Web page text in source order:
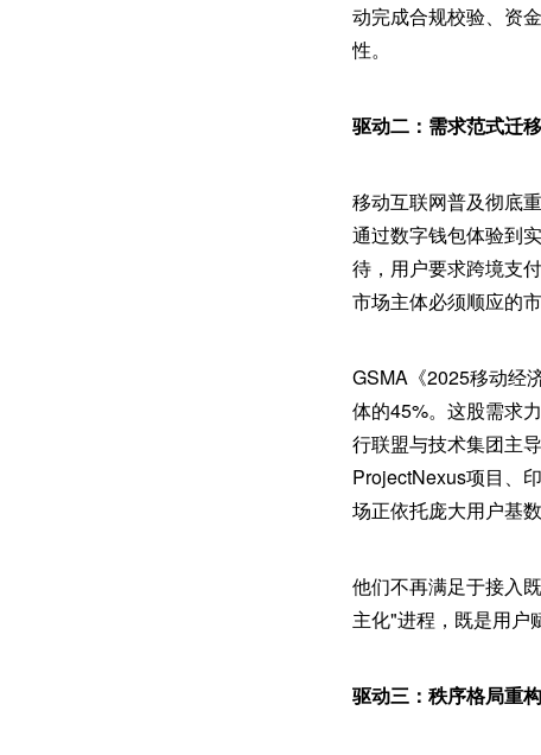
动完成合规校验、资
性。
驱动二：需求范式迁
移动互联网普及彻底
通过数字钱包体验到
待，用户要求跨境支
市场主体必须顺应的市
GSMA《2025移动经
体的45%。这股需求
行联盟与技术集团主
ProjectNexus项目、
场正依托庞大用户基
他们不再满足于接入
主化"进程，既是用户
驱动三：秩序格局重